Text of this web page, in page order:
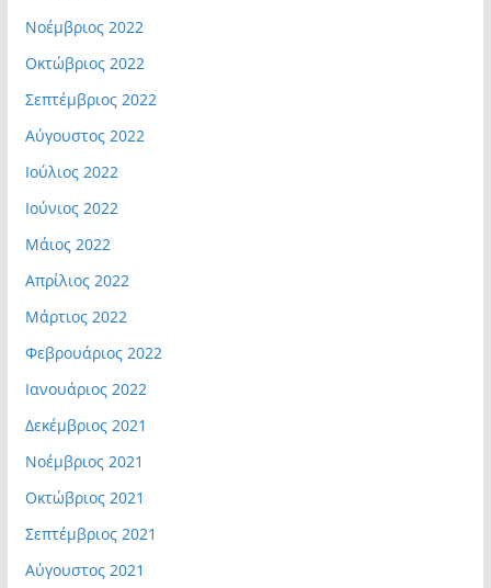
Νοέμβριος 2022
Οκτώβριος 2022
Σεπτέμβριος 2022
Αύγουστος 2022
Ιούλιος 2022
Ιούνιος 2022
Μάιος 2022
Απρίλιος 2022
Μάρτιος 2022
Φεβρουάριος 2022
Ιανουάριος 2022
Δεκέμβριος 2021
Νοέμβριος 2021
Οκτώβριος 2021
Σεπτέμβριος 2021
Αύγουστος 2021